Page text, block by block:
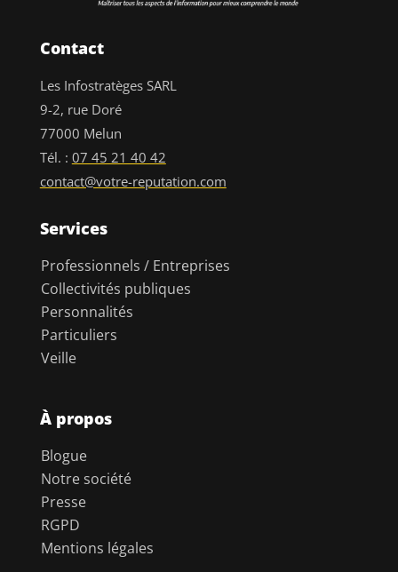
Contact
Les Infostratèges SARL
9-2, rue Doré
77000 Melun
Tél. : 07 45 21 40 42
contact@votre-reputation.com
Services
Professionnels / Entreprises
Collectivités publiques
Personnalités
Particuliers
Veille
À propos
Blogue
Notre société
Presse
RGPD
Mentions légales